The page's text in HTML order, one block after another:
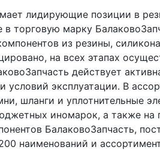
лидирующие позиции в
торговую марку
из резины,
на всех этапах
действует
условий эксплуатации. В
шланги и уплотнительные
иномарок, а также на
БалаковоЗапчасть,
наименований и